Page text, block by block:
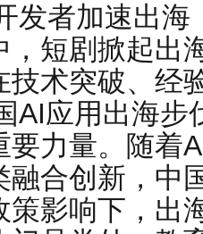
发者加速出
，短剧掀起出
技术突破、经
AI应用出海步
要力量。随着
合创新，中
策影响下，出